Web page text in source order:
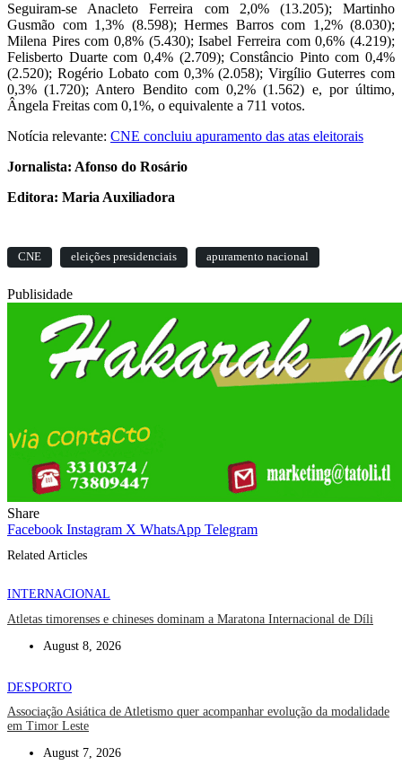
Seguiram-se Anacleto Ferreira com 2,0% (13.205); Martinho
Gusmão com 1,3% (8.598); Hermes Barros com 1,2% (8.030);
Milena Pires com 0,8% (5.430); Isabel Ferreira com 0,6% (4.219);
Felisberto Duarte com 0,4% (2.709); Constâncio Pinto com 0,4%
(2.520); Rogério Lobato com 0,3% (2.058); Virgílio Guterres com
0,3% (1.720); Antero Bendito com 0,2% (1.562) e, por último,
Ângela Freitas com 0,1%, o equivalente a 711 votos.
Notícia relevante: CNE concluiu apuramento das atas eleitorais
Jornalista: Afonso do Rosário
Editora: Maria Auxiliadora
CNE eleições presidenciais apuramento nacional
Publisidade
Share
Facebook Instagram X WhatsApp Telegram
Related Articles
INTERNACIONAL
Atletas timorenses e chineses dominam a Maratona Internacional de Díli
August 8, 2026
DESPORTO
Associação Asiática de Atletismo quer acompanhar evolução da modalidade
em Timor Leste
August 7, 2026